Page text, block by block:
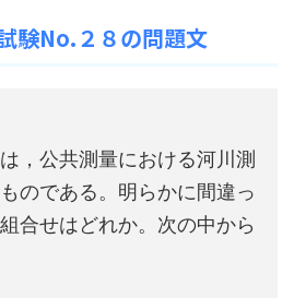
験No.２８の問題文
，公共測量における河川測
のである。明らかに間違っ
合せはどれか。次の中から